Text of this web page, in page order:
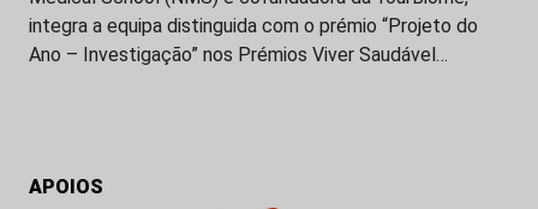
integra a equipa distinguida com o prémio “Projeto do
Ano – Investigação” nos Prémios Viver Saudável…
APOIOS